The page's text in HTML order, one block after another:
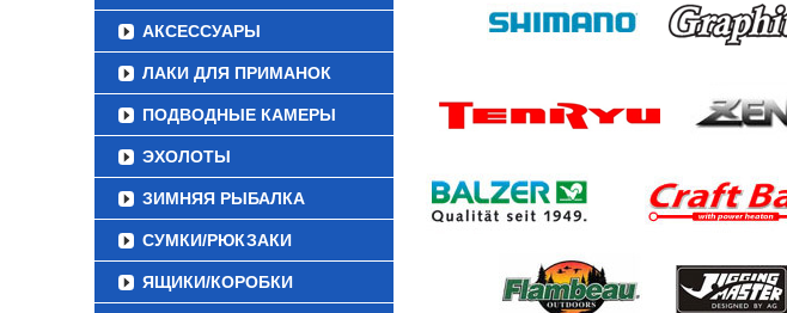
АКСЕССУАРЫ
ЛАКИ ДЛЯ ПРИМАНОК
ПОДВОДНЫЕ КАМЕРЫ
ЭХОЛОТЫ
ЗИМНЯЯ РЫБАЛКА
СУМКИ/РЮКЗАКИ
ЯЩИКИ/КОРОБКИ